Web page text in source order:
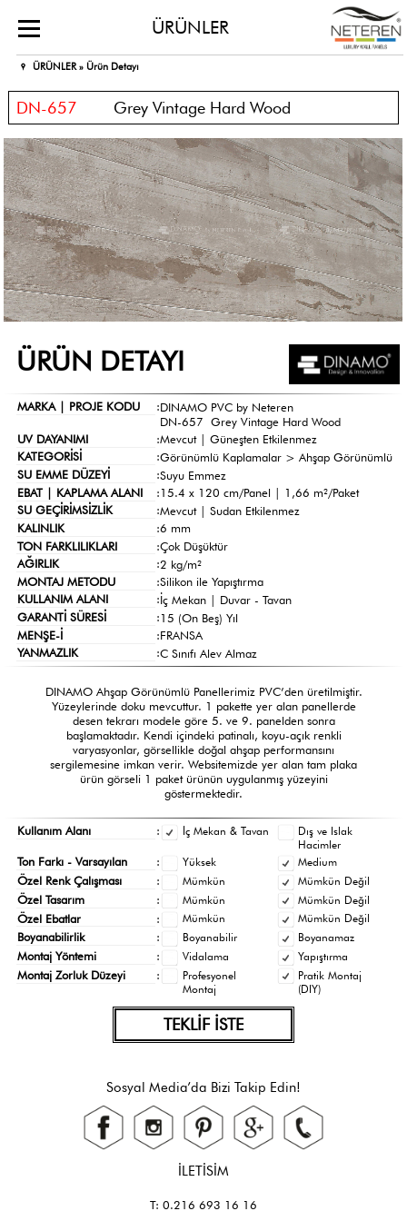
ÜRÜNLER
ÜRÜNLER » Ürün Detayı
DN-657 Grey Vintage Hard Wood
ÜRÜN DETAYI
MARKA | PROJE KODU :DINAMO PVC by Neteren
DN-657 Grey Vintage Hard Wood
UV DAYANIMI
:Mevcut | Güneşten Etkilenmez
KATEGORİSİ
:Görünümlü Kaplamalar > Ahşap Görünümlü
SU EMME DÜZEYİ
:Suyu Emmez
EBAT | KAPLAMA ALANI
:15.4 x 120 cm/Panel | 1,66 m²/Paket
SU GEÇİRİMSİZLİK
:Mevcut | Sudan Etkilenmez
KALINLIK
:6 mm
TON FARKLILIKLARI
:Çok Düşüktür
AĞIRLIK
:2 kg/m²
MONTAJ METODU
:Silikon ile Yapıştırma
KULLANIM ALANI
:İç Mekan | Duvar - Tavan
GARANTİ SÜRESİ
:15 (On Beş) Yıl
MENŞE-İ
:FRANSA
YANMAZLIK
:C Sınıfı Alev Almaz
DINAMO Ahşap Görünümlü Panellerimiz PVC’den üretilmiştir.
Yüzeylerinde doku mevcuttur. 1 pakette yer alan panellerde
desen tekrarı modele göre 5. ve 9. panelden sonra
başlamaktadır. Kendi içindeki patinalı, koyu-açık renkli
varyasyonlar, görsellikle doğal ahşap performansını
sergilemesine imkan verir. Websitemizde yer alan tam plaka
ürün görseli 1 paket ürünün uygulanmış yüzeyini
göstermektedir.
Kullanım Alanı : İç Mekan & Tavan
Dış ve Islak
Hacimler
Ton Farkı - Varsayılan : Yüksek Medium
Özel Renk Çalışması : Mümkün Mümkün Değil
Özel Tasarım : Mümkün Mümkün Değil
Özel Ebatlar : Mümkün Mümkün Değil
Boyanabilirlik : Boyanabilir Boyanamaz
Montaj Yöntemi : Vidalama Yapıştırma
Montaj Zorluk Düzeyi :
Profesyonel
Montaj
Pratik Montaj
(DIY)
TEKLİF İSTE
Sosyal Media’da Bizi Takip Edin!
İLETİSİM
T: 0.216 693 16 16